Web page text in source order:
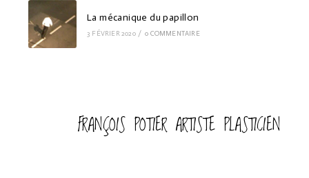
La mécanique du papillon
3 FÉVRIER 2020 / 0 COMMENTAIRE
FRANÇOIS POTIER ARTISTE PLASTICIEN